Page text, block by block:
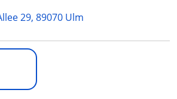
29, 89070 Ulm